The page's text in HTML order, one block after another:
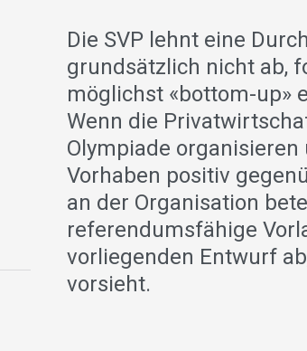
Die SVP lehnt eine
grundsätzlich nicht ab,
möglichst «bottom-up»
Wenn die
Olympiade
Vorhaben positiv
an der Organisation
referendumsfähige
vorliegenden Entwurf
vorsieht.